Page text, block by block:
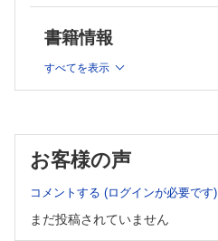
14 障害者保健福祉
15 精神保健
18 学校保健
19 産業保健
20 環境保健
21 終末期ケア
書籍情報
すべてを表示
お客様の声
コメントする (ログインが必要です)
まだ投稿されていません